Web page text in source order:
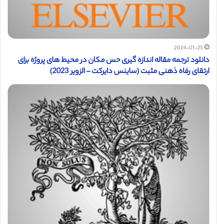
2024-01-25
دانلود ترجمه مقاله اندازه گیری حس مکان در محیط های پروژه برای
ارتقای رفاه ذهنی مثبت (ساینس دایرکت – الزویر 2023)